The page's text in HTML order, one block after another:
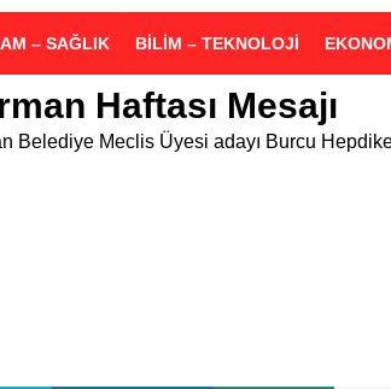
– SAĞLIK BİLİM – TEKNOLOJİ
Haftası Mesajı
Belediye Meclis Üyesi adayı Burcu